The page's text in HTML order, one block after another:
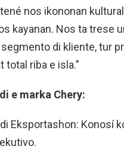
nos ikononan
kayanan. Nos ta trese
di kliente, tur
total riba e isla.”
e marka Chery:
Eksportashon: Konosí